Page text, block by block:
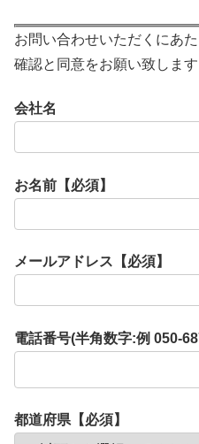
お問い合わせいただくにあ
確認と同意をお願い致します
会社名
お名前【必須】
メールアドレス【必須】
電話番号(半角数字:例 050-
都道府県【必須】